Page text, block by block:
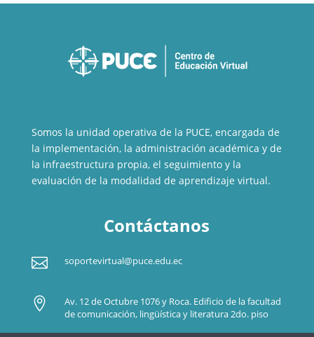
Somos la unidad operativa de la PUCE, encargada de
la implementación, la administración académica y de
la infraestructura propia, el seguimiento y la
evaluación de la modalidad de aprendizaje virtual.
Contáctanos
 soportevirtual@puce.edu.ec

Av. 12 de Octubre 1076 y Roca. Edificio de la facultad
de comunicación, lingüística y literatura 2do. piso